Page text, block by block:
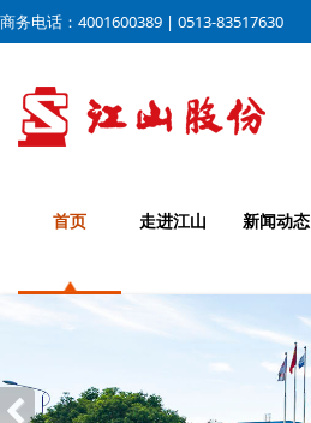
商务电话：4001600389 | 0513-83517630
首页 走进江山 新闻动态